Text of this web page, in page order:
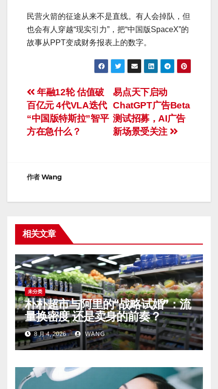
民营火箭的征途从来不是直线。有人会掉队，但
也会有人穿越“现实引力”，把“中国版SpaceX”的
故事从PPT变成财务报表上的数字。
文
章
导
易点天下启动
ChatGPT广告Beta
测试招募，AI广告
新场景受关注
年融12轮 估值破
百亿元 4代VLA迭代
“中国版特斯拉”智平
方在急什么？
作者Wang
相关文章
未分类
朴朴超市与阿里的“战略试婚”：流
量换密度 还是卖身的前奏？
8 月 4, 2026 WANG